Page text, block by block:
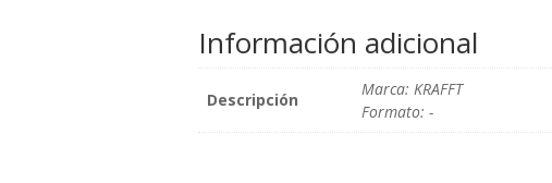
Información adicional
Descripción
Marca: KRAFFT
Formato: -